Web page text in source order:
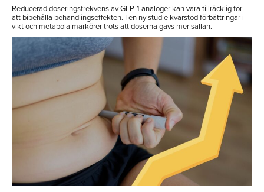
Reducerad doseringsfrekvens av GLP-1-analoger kan vara tillräcklig för
att bibehålla behandlingseffekten. I en ny studie kvarstod förbättringar i
vikt och metabola markörer trots att doserna gavs mer sällan.